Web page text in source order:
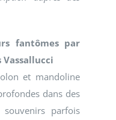
fantômes par
et mandoline
dans des
parfois